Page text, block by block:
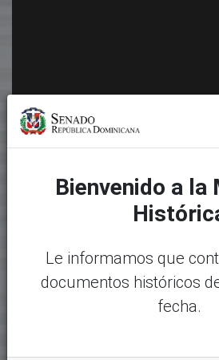
Bienvenido a la
Le informamos que
documentos históricos
fecha.